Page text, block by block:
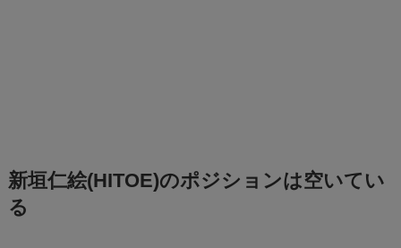
新垣仁絵(HITOE)のポジションは空いてい
る